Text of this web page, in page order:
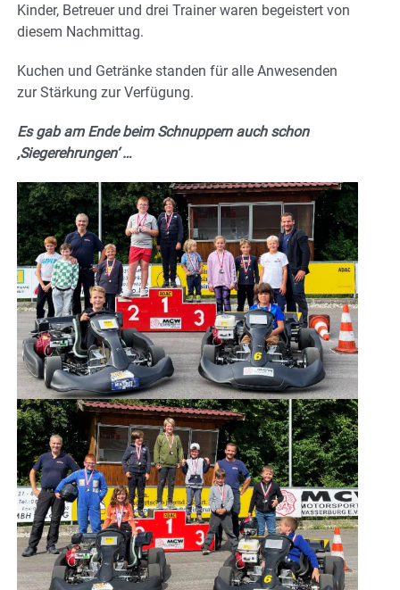
Kinder, Betreuer und drei Trainer waren begeistert von
diesem Nachmittag.
Kuchen und Getränke standen für alle Anwesenden
zur Stärkung zur Verfügung.
Es gab am Ende beim Schnuppern auch schon
‚Siegerehrungen‘ …